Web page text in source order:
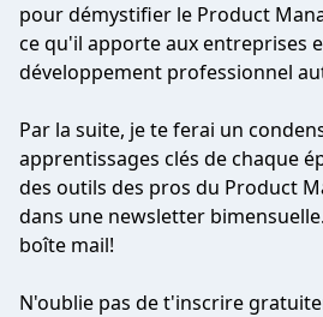
pour démystifier le Product
ce qu'il apporte aux entreprises
développement professionnel
Par la suite, je te ferai un
apprentissages clés de chaque
des outils des pros du Product
dans une newsletter
boîte mail!
N'oublie pas de t'inscrire